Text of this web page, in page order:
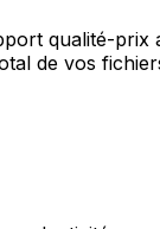
qualité-prix
de vos